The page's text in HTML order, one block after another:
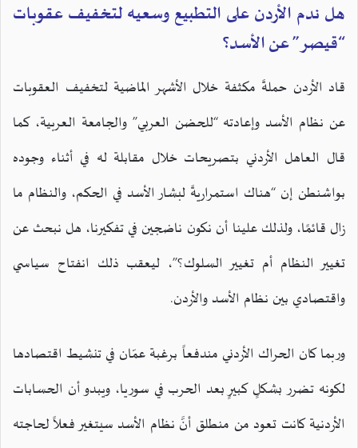
هل ندم الأردن على التطبيع وسعيه لتخفيف عقوبات
“قيصر” عن الأسد؟
قاد الأردن حملةً مكثفة خلال الأشهر الماضية لتخفيف العقوبات
عن نظام الأسد وإعادته “للحضن العربي” والجامعة العربية، كما
قال العاهل الأردني بتصريحات خلال مقابلة له في أثناء وجوده
بواشنطن إن “هناك استمراريةً لبشار الأسد في الحكم، والنظام ما
زال قائمًا، ولذلك علينا أن نكون ناضجين في تفكيرنا، هل نبحث عن
تغيير النظام أم تغيير السلوك؟”، ليعقب ذلك انفتاح سياسي
واقتصادي بين نظام الأسد والأردن.
وربما كان الحراك الأردني مندفعاً برغبة عمّان في تنشيط اقتصادها
لكونه تضرر بشكلٍ كبيرٍ بعد الحرب في سوريا، ويبدو أن الحسابات
الأردنية كانت تعود من منطلق أنَّ نظام الأسد سيتغير فعلاً لحاجته